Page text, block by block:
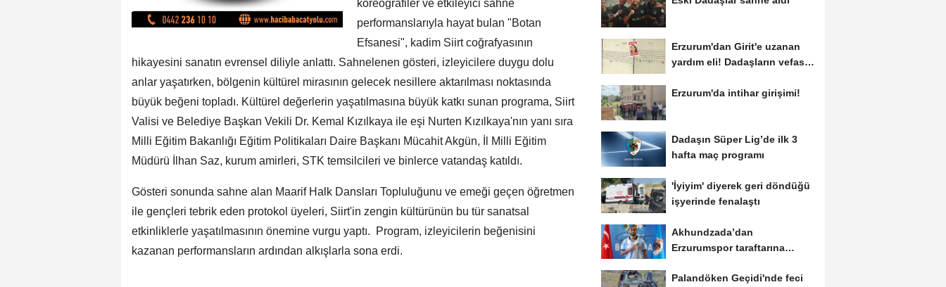
koreografiler ve etkileyici sahne
performanslarıyla hayat bulan "Botan
Efsanesi", kadim Siirt coğrafyasının
hikayesini sanatın evrensel diliyle anlattı. Sahnelenen gösteri, izleyicilere duygu dolu
anlar yaşatırken, bölgenin kültürel mirasının gelecek nesillere aktarılması noktasında
büyük beğeni topladı. Kültürel değerlerin yaşatılmasına büyük katkı sunan programa, Siirt
Valisi ve Belediye Başkan Vekili Dr. Kemal Kızılkaya ile eşi Nurten Kızılkaya'nın yanı sıra
Milli Eğitim Bakanlığı Eğitim Politikaları Daire Başkanı Mücahit Akgün, İl Milli Eğitim
Müdürü İlhan Saz, kurum amirleri, STK temsilcileri ve binlerce vatandaş katıldı.
Gösteri sonunda sahne alan Maarif Halk Dansları Topluluğunu ve emeği geçen öğretmen
ile gençleri tebrik eden protokol üyeleri, Siirt'in zengin kültürünün bu tür sanatsal
etkinliklerle yaşatılmasının önemine vurgu yaptı. Program, izleyicilerin beğenisini
kazanan performansların ardından alkışlarla sona erdi.
Erzurum'dan Girit'e uzanan
yardım eli! Dadaşların vefası
Erzurum'da intihar girişimi!
Dadaşın Süper Lig’de ilk 3
hafta maç programı
'İyiyim' diyerek geri döndüğü
işyerinde fenalaştı
Akhundzada’dan
Erzurumspor taraftarına
Dadaşlar!"...
Palandöken Geçidi'nde feci